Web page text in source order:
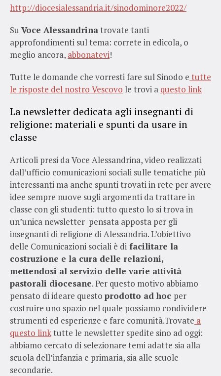
http://diocesialessandria.it/sinodominore2022/
Su Voce Alessandrinatrovate tanti
approfondimenti sul tema: correte in edicola, o
meglio ancora, abbonatevi!
Tutte le domande che vorresti fare sul Sinodo e tutte
le risposte del nostro Vescovo le trovi a questo link
La newsletter dedicata agli insegnanti di
religione: materiali e spunti da usare in
classe
Articoli presi da Voce Alessandrina, video realizzati
dall’ufficio comunicazioni sociali sulle tematiche più
interessanti ma anche spunti trovati in rete per avere
idee sempre nuove sugli argomenti da trattare in
classe con gli studenti: tutto questo lo si trova in
un’unica newsletter pensata apposta per gli
insegnanti di religione di Alessandria. L’obiettivo
delle Comunicazioni sociali è di facilitare la
costruzione e la cura delle relazioni,
mettendosi al servizio delle varie attività
pastorali diocesane. Per questo motivo abbiamo
pensato di ideare questo prodotto ad hoc per
costruire uno spazio nel quale possiamo condividere
strumenti ed esperienze e fare comunità.Trovate a
questo linktutte le newsletter spedite sino ad oggi:
abbiamo cercato di selezionare temi adatte sia alla
scuola dell’infanzia e primaria, sia alle scuole
secondarie.